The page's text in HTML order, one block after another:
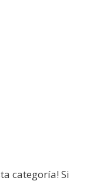
categoría! Si